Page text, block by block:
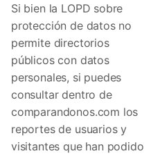
Si bien la LOPD sobre
protección de datos no
permite directorios
públicos con datos
personales, si puedes
consultar dentro de
comparandonos.com los
reportes de usuarios y
visitantes que han podido